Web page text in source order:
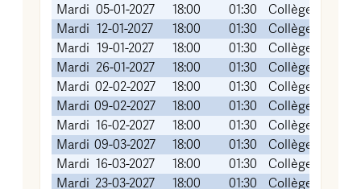
Mardi 05-01-2027 18:00 01:30
Collège FOCH
Mardi 12-01-2027 18:00 01:30
Collège FOCH
Mardi 19-01-2027 18:00 01:30
Collège FOCH
Mardi 26-01-2027 18:00 01:30
Collège FOCH
Mardi 02-02-2027 18:00 01:30
Collège FOCH
Mardi 09-02-2027 18:00 01:30
Collège FOCH
Mardi 16-02-2027 18:00 01:30
Collège FOCH
Mardi 09-03-2027 18:00 01:30
Collège FOCH
Mardi 16-03-2027 18:00 01:30
Collège FOCH
Mardi 23-03-2027 18:00 01:30 Collège FOCH